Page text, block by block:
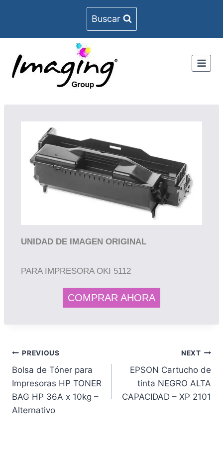
Buscar
UNIDAD DE IMAGEN ORIGINAL
PARA IMPRESORA OKI 5112
COMPRAR AHORA
PREVIOUS
Bolsa de Tóner para
Impresoras HP TONER
BAG HP 36A x 10kg –
Alternativo
NEXT
EPSON Cartucho de
tinta NEGRO ALTA
CAPACIDAD – XP 2101